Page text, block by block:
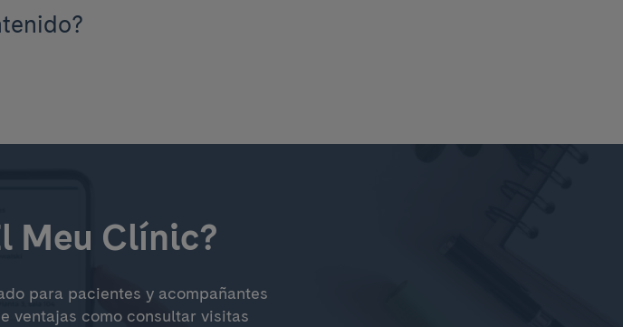
Meu Clínic?
para pacientes y acompañantes
ventajas como consultar visitas